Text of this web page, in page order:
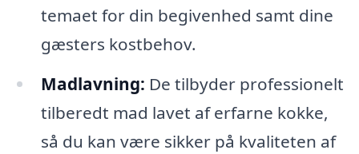
temaet for din begivenhed samt dine
gæsters kostbehov.
Madlavning: De tilbyder professionelt
tilberedt mad lavet af erfarne kokke,
så du kan være sikker på kvaliteten af ​​